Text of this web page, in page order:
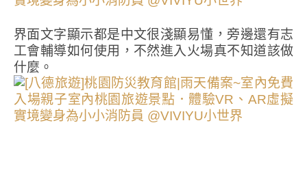
界面文字顯示都是中文很淺顯易懂，旁邊還有志
工會輔導如何使用，不然進入火場真不知道該做
什麼。